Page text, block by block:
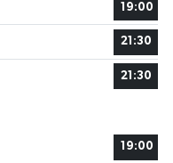
19:00
21:30
21:30
19:00